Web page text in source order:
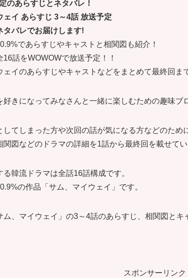
のあらすじとネタバレ！
ェイ あらすじ 3～4話 放送予定
タバレでお届けします!
であらすじやキャストと相関図も紹介！
話をWOWOWで放送予定！！
ェイのあらすじやキャストなどをまとめて最終回ま
好きになってみなさんと一緒に楽しむための趣味ブ
してしまった方や次回の話が気になる方などのため
関図などのドラマの詳細を1話から最終回を載せて
る韓流ドラマは全話16話構成です。
の作品「サム、マイウェイ」です。
ム、マイウェイ」の3～4話のあらすじ、相関図とキ
スポンサーリンク